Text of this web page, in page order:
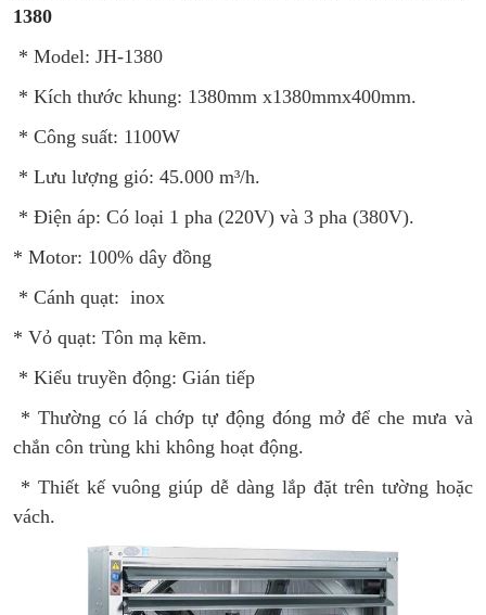
1380
* Model: JH-1380
* Kích thước khung: 1380mm x1380mmx400mm.
* Công suất: 1100W
* Lưu lượng gió: 45.000 m³/h.
* Điện áp: Có loại 1 pha (220V) và 3 pha (380V).
* Motor: 100% dây đồng
* Cánh quạt: inox
* Vỏ quạt: Tôn mạ kẽm.
* Kiểu truyền động: Gián tiếp
* Thường có lá chớp tự động đóng mở để che mưa và
chắn côn trùng khi không hoạt động.
* Thiết kế vuông giúp dễ dàng lắp đặt trên tường hoặc
vách.